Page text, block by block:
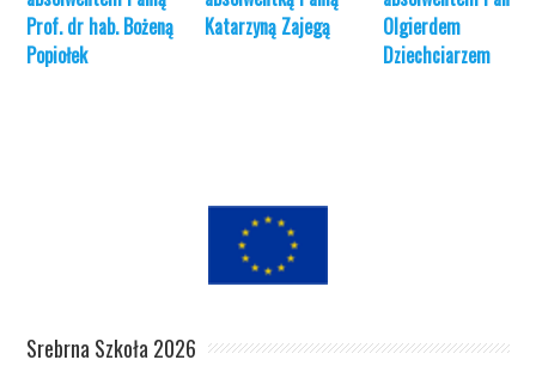
Prof. dr hab. Bożeną
Popiołek
Katarzyną Zajegą
Olgierdem
Dziechciarzem
Srebrna Szkoła 2026